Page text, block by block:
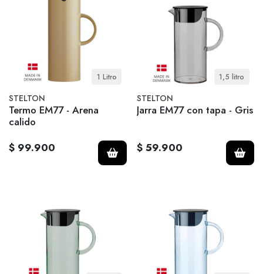
1 Litro
STELTON
Termo EM77 - Arena
calido
$ 99.900
1,5 litro
STELTON
Jarra EM77 con tapa - Gris
$ 59.900